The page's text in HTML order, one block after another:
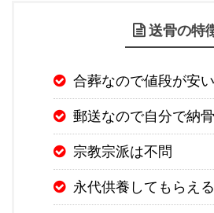
送骨の特
合葬なので値段が安い
郵送なので自分で納
宗教宗派は不問
永代供養してもらえる